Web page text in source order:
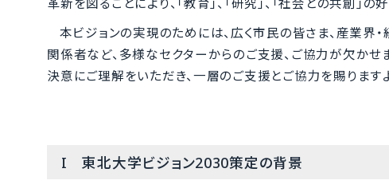
本ビジョンの実現のためには、広く市民の皆さま、産業
関係者など、多様なセクターからのご支援、ご協力が欠か
決意にご理解をいただき、一層のご支援とご協力を賜ります
I 東北大学ビジョン2030策定の背景